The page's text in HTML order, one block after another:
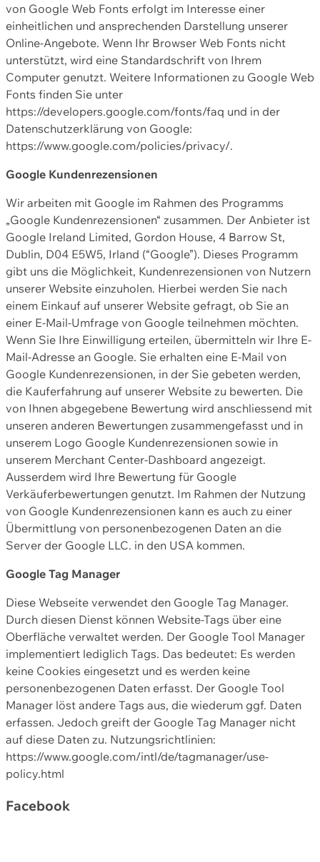
von Google Web Fonts erfolgt im Interesse einer
einheitlichen und ansprechenden Darstellung unserer
Online-Angebote. Wenn Ihr Browser Web Fonts nicht
unterstützt, wird eine Standardschrift von Ihrem
Computer genutzt. Weitere Informationen zu Google Web
Fonts finden Sie unter
https://developers.google.com/fonts/faq und in der
Datenschutzerklärung von Google:
https://www.google.com/policies/privacy/.
Google Kundenrezensionen
Wir arbeiten mit Google im Rahmen des Programms
„Google Kundenrezensionen“ zusammen. Der Anbieter ist
Google Ireland Limited, Gordon House, 4 Barrow St,
Dublin, D04 E5W5, Irland (“Google”). Dieses Programm
gibt uns die Möglichkeit, Kundenrezensionen von Nutzern
unserer Website einzuholen. Hierbei werden Sie nach
einem Einkauf auf unserer Website gefragt, ob Sie an
einer E-Mail-Umfrage von Google teilnehmen möchten.
Wenn Sie Ihre Einwilligung erteilen, übermitteln wir Ihre E-
Mail-Adresse an Google. Sie erhalten eine E-Mail von
Google Kundenrezensionen, in der Sie gebeten werden,
die Kauferfahrung auf unserer Website zu bewerten. Die
von Ihnen abgegebene Bewertung wird anschliessend mit
unseren anderen Bewertungen zusammengefasst und in
unserem Logo Google Kundenrezensionen sowie in
unserem Merchant Center-Dashboard angezeigt.
Ausserdem wird Ihre Bewertung für Google
Verkäuferbewertungen genutzt. Im Rahmen der Nutzung
von Google Kundenrezensionen kann es auch zu einer
Übermittlung von personenbezogenen Daten an die
Server der Google LLC. in den USA kommen.
Google Tag Manager
Diese Webseite verwendet den Google Tag Manager.
Durch diesen Dienst können Website-Tags über eine
Oberfläche verwaltet werden. Der Google Tool Manager
implementiert lediglich Tags. Das bedeutet: Es werden
keine Cookies eingesetzt und es werden keine
personenbezogenen Daten erfasst. Der Google Tool
Manager löst andere Tags aus, die wiederum ggf. Daten
erfassen. Jedoch greift der Google Tag Manager nicht
auf diese Daten zu. Nutzungsrichtlinien:
https://www.google.com/intl/de/tagmanager/use-
policy.html
Facebook